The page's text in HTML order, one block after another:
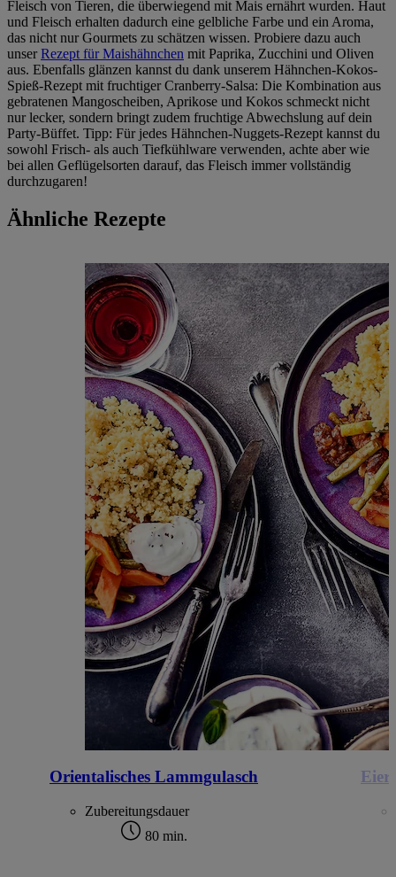
Fleisch von Tieren, die überwiegend mit Mais ernährt wurden. Haut
und Fleisch erhalten dadurch eine gelbliche Farbe und ein Aroma,
das nicht nur Gourmets zu schätzen wissen. Probiere dazu auch
unserRezept für Maishähnchen mit Paprika, Zucchini und Oliven
aus. Ebenfalls glänzen kannst du dank unserem Hähnchen-Kokos-
Spieß-Rezept mit fruchtiger Cranberry-Salsa: Die Kombination aus
gebratenen Mangoscheiben, Aprikose und Kokos schmeckt nicht
nur lecker, sondern bringt zudem fruchtige Abwechslung auf dein
Party-Büffet. Tipp: Für jedes Hähnchen-Nuggets-Rezept kannst du
sowohl Frisch- als auch Tiefkühlware verwenden, achte aber wie
bei allen Geflügelsorten darauf, das Fleisch immer vollständig
durchzugaren!
Ähnliche Rezepte
Orientalisches Lammgulasch
Zubereitungsdauer
80 min.